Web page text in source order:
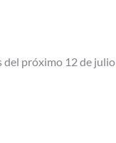
del próximo 12 de julio